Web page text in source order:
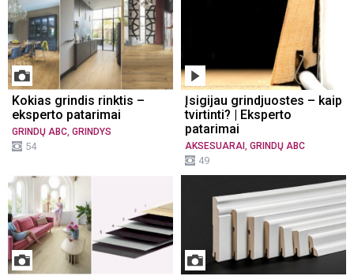
Kokias grindis rinktis –
eksperto patarimai
GRINDŲ ABC, GRINDYS
54
Įsigijau grindjuostes – kaip
tvirtinti? | Eksperto
patarimai
AKSESUARAI , GRINDŲ ABC
49